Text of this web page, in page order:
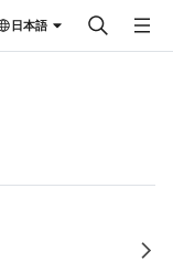
日本語